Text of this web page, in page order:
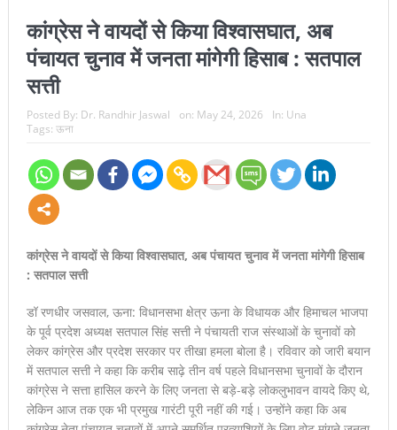
जिला संघ ने जताया स्वर्णिम प्रदर्शन का भरोसा
जिला बैडमिंटन प्रतियोगिता में वशिष्ट पब्लिक स्कूल का दबदबा, स्वर्ण-रजत
पदकों की झड़ी; तीन खिलाड़ी राज्य स्तरीय प्रतियोगिता के लिए चयनित
संत रविदास जी का जीवन दर्शन सर्वसमाज के लिए मार्गदर्शक: अनुराग सिंह
रायजादा के बयान पर सत्ती का करारा पलटवार, बोले- पहले अपने गिरेबान में
झांके कांग्रेस, नशा-अपराध के हर सवाल का दे जवाब
वशिष्ट पब्लिक स्कूल में शैक्षणिक प्रतियोगिताओं की धूम, विद्यार्थियों ने दिखाई
4 क्विंटल 52 किलो भुक्की बरामदगी पर सत्ती का सरकार पर बड़ा हमला, बोले
— आखिर किसके संरक्षण में चल रहा है नशा कारोबार ?
नशा मुक्त युवा फॉर विकसित भारत’ प्रतियोगिता में डीएवी ऊना का शानदार
प्रदर्शन, तीन छात्राओं ने जीते शीर्ष स्थान
कांग्रेस ने वायदों से किया विश्वासघात, अब
पंचायत चुनाव में जनता मांगेगी हिसाब : सतपाल
सत्ती
Posted By: Dr. Randhir Jaswal on: May 24, 2026 In: Una
Tags: ऊना
कांग्रेस ने वायदों से किया विश्वासघात, अब पंचायत चुनाव में जनता मांगेगी हिसाब
: सतपाल सत्ती
डॉ रणधीर जसवाल, ऊना: विधानसभा क्षेत्र ऊना के विधायक और हिमाचल भाजपा
के पूर्व प्रदेश अध्यक्ष सतपाल सिंह सत्ती ने पंचायती राज संस्थाओं के चुनावों को
लेकर कांग्रेस और प्रदेश सरकार पर तीखा हमला बोला है। रविवार को जारी बयान
में सतपाल सत्ती ने कहा कि करीब साढ़े तीन वर्ष पहले विधानसभा चुनावों के दौरान
कांग्रेस ने सत्ता हासिल करने के लिए जनता से बड़े-बड़े लोकलुभावन वायदे किए थे,
लेकिन आज तक एक भी प्रमुख गारंटी पूरी नहीं की गई। उन्होंने कहा कि अब